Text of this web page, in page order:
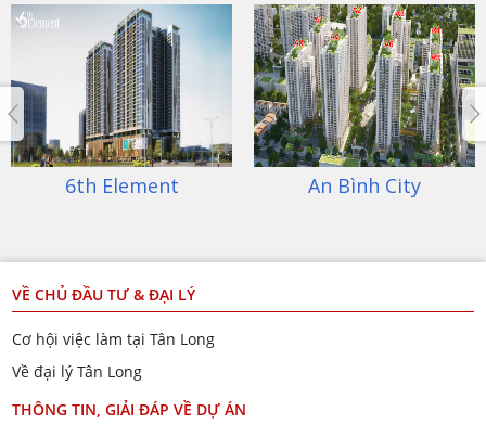
6th Element An Bình City
VỀ CHỦ ĐẦU TƯ & ĐẠI LÝ
Cơ hội việc làm tại Tân Long
Về đại lý Tân Long
THÔNG TIN, GIẢI ĐÁP VỀ DỰ ÁN